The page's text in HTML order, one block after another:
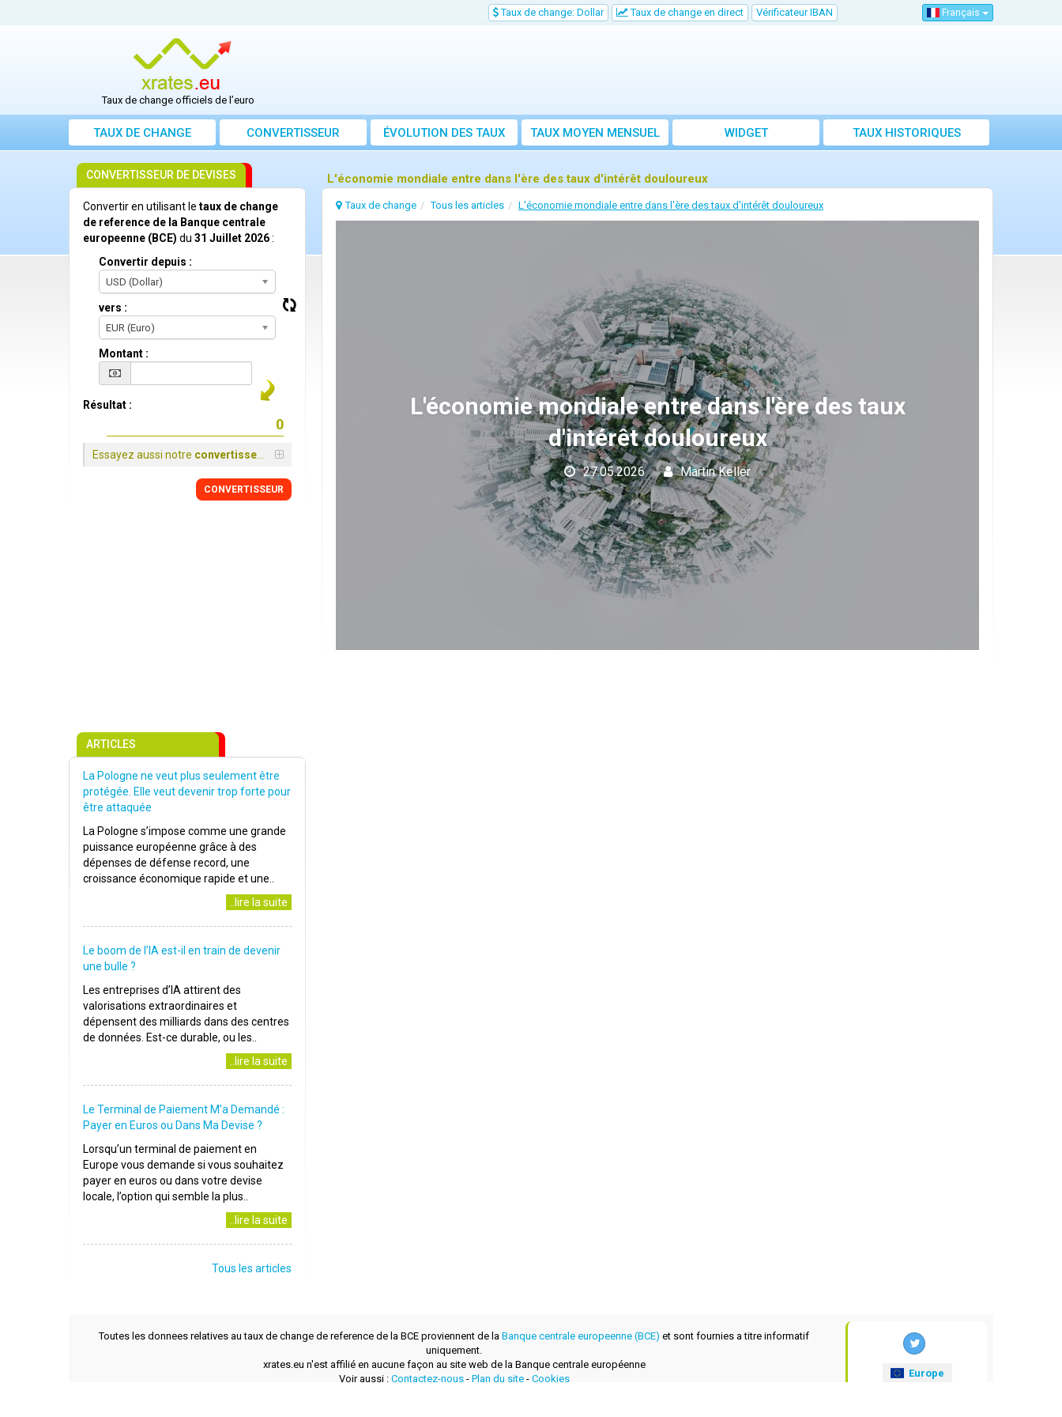
Taux de change: Dollar Taux de change en direct Vérificateur IBAN Français
Taux de change officiels de l’euro
TAUX DE CHANGE CONVERTISSEUR ÉVOLUTION DES TAUX TAUX MOYEN MENSUEL WIDGET TAUX HISTORIQUES
L'économie mondiale entre dans l'ère des taux d'intérêt douloureux
Taux de change Tous les articles L'économie mondiale entre dans l'ère des taux d'intérêt douloureux
L'économie mondiale entre dans l'ère des taux
d'intérêt douloureux
27.05.2026 Martin Keller
CONVERTISSEUR DE DEVISES
Convertir en utilisant le taux de change
de reference de la Banque centrale
europeenne (BCE) du 31 Juillet 2026:
Convertir depuis :
USD (Dollar)
vers :
EUR (Euro)
Montant :
Résultat :
Essayez aussi notre convertisseur
CONVERTISSEUR
ARTICLES
La Pologne ne veut plus seulement être
protégée. Elle veut devenir trop forte pour
être attaquée
La Pologne s’impose comme une grande
puissance européenne grâce à des
dépenses de défense record, une
croissance économique rapide et une..
..lire la suite
Le boom de l’IA est-il en train de devenir
une bulle ?
Les entreprises d’IA attirent des
valorisations extraordinaires et
dépensent des milliards dans des centres
de données. Est-ce durable, ou les..
..lire la suite
Le Terminal de Paiement M’a Demandé :
Payer en Euros ou Dans Ma Devise ?
Lorsqu’un terminal de paiement en
Europe vous demande si vous souhaitez
payer en euros ou dans votre devise
locale, l’option qui semble la plus..
..lire la suite
Tous les articles
Toutes les donnees relatives au taux de change de reference de la BCE proviennent de la Banque centrale europeenne (BCE) et sont fournies a titre informatif
uniquement.
xrates.eu n'est affilié en aucune façon au site web de la Banque centrale européenne
Voir aussi : Contactez-nous- Plan du site- Cookies
Europe